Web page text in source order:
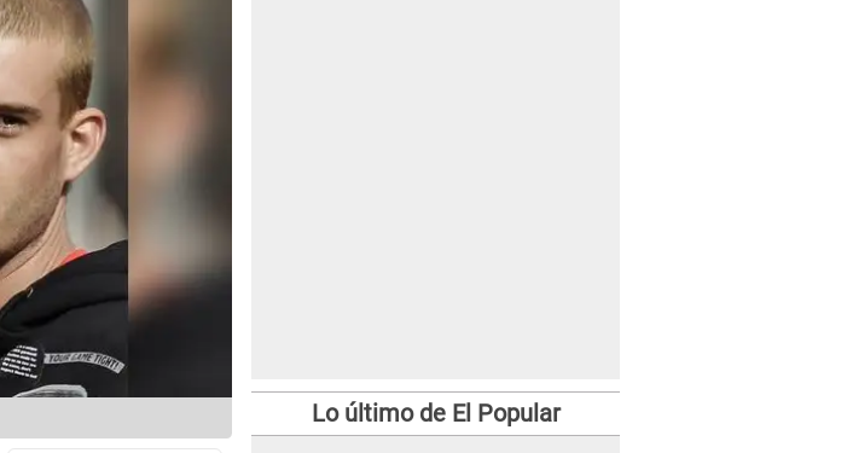
Lo último de El Popular